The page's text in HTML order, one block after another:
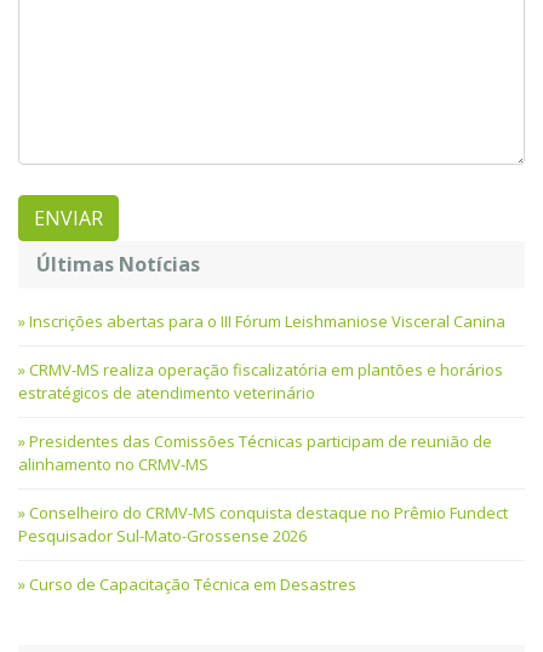
Últimas Notícias
Inscrições abertas para o III Fórum Leishmaniose Visceral Canina
CRMV-MS realiza operação fiscalizatória em plantões e horários
estratégicos de atendimento veterinário
Presidentes das Comissões Técnicas participam de reunião de
alinhamento no CRMV-MS
Conselheiro do CRMV-MS conquista destaque no Prêmio Fundect
Pesquisador Sul-Mato-Grossense 2026
Curso de Capacitação Técnica em Desastres